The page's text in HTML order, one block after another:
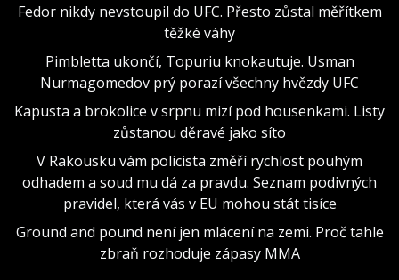
Fedor nikdy nevstoupil do UFC. Přesto zůstal měřítkem
těžké váhy
Pimbletta ukončí, Topuriu knokautuje. Usman
Nurmagomedov prý porazí všechny hvězdy UFC
Kapusta a brokolice v srpnu mizí pod housenkami. Listy
zůstanou děravé jako síto
V Rakousku vám policista změří rychlost pouhým
odhadem a soud mu dá za pravdu. Seznam podivných
pravidel, která vás v EU mohou stát tisíce
Ground and pound není jen mlácení na zemi. Proč tahle
zbraň rozhoduje zápasy MMA